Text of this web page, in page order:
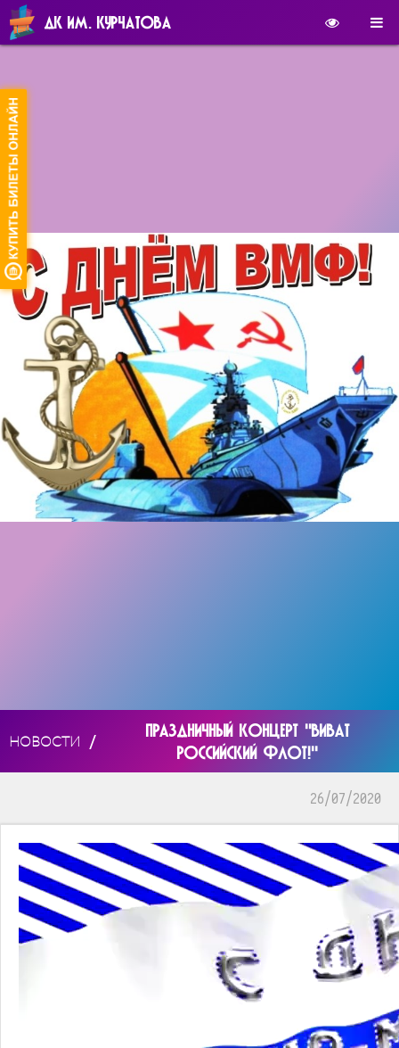
ДК ИМ. КУРЧАТОВА
НОВОСТИ /
ПРАЗДНИЧНЫЙ КОНЦЕРТ "ВИВАТ
РОССИЙСКИЙ ФЛОТ!"
26/07/2020